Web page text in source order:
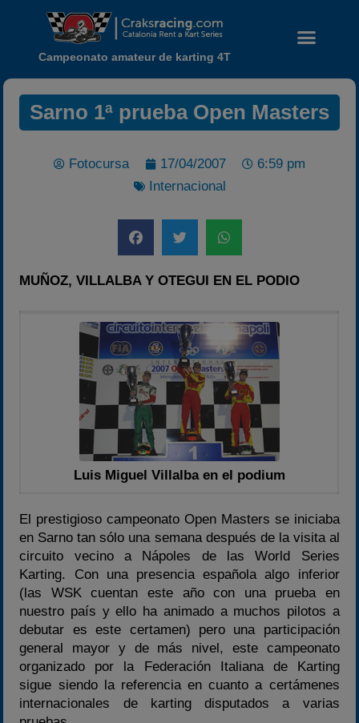
Calendario
Carreras finalizadas
Campeonato
Temporada 2026
Temporadas anteriores
2022
2024
2025
Estadísticas
Preguntas Frecuentes
Campeonato amateur de karting 4T
Sarno 1ª prueba Open Masters
Fotocursa 17/04/2007
6:59 pm
Internacional
MUÑOZ, VILLALBA Y OTEGUI EN EL PODIO
Luis Miguel Villalba en el podium
El prestigioso campeonato Open Masters se iniciaba
en Sarno tan sólo una semana después de la visita al
circuito vecino a Nápoles de las World Series
Karting. Con una presencia española algo inferior
(las WSK cuentan este año con una prueba en
nuestro país y ello ha animado a muchos pilotos a
debutar es este certamen) pero una participación
general mayor y de más nivel, este campeonato
organizado por la Federación Italiana de Karting
sigue siendo la referencia en cuanto a certámenes
internacionales de karting disputados a varias